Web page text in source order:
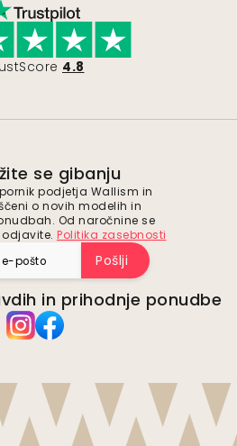
4.8
se gibanju
podjetja Wallism in
o novih modelih in
Od naročnine se
Politika zasebnosti
Pošlji
in prihodnje ponudbe